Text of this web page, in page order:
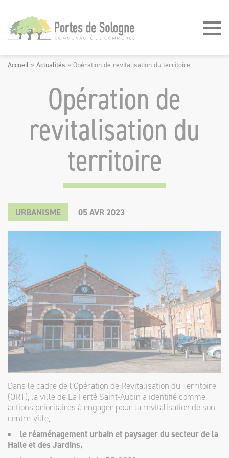
MOTRICES
Accueil » Actualités » Opération de revitalisation du territoire
Opération de
revitalisation du
territoire
URBANISME 05AVR 2023
Dans le cadre de l’Opération de Revitalisation du Territoire
(ORT), la ville de La Ferté Saint-Aubin a identifié comme
actions prioritaires à engager pour la revitalisation de son
centre-ville,
le réaménagement urbain et paysager du secteur de la
Halle et des Jardins,